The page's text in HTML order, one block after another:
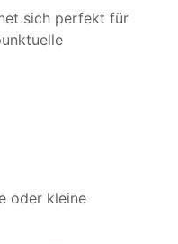
sich perfekt für
oder kleine